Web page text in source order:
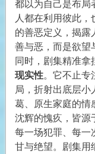
都以为自己是布局
人都在利用彼此
的善恶定义，揭露
善与恶，而是欲望
同时，剧集精准拿
现实性。它不止专
局，折射出底层小
葛、原生家庭的情
沈辉的愧疚，皆源
每一场犯罪、每一
甘与绝望。剧集用